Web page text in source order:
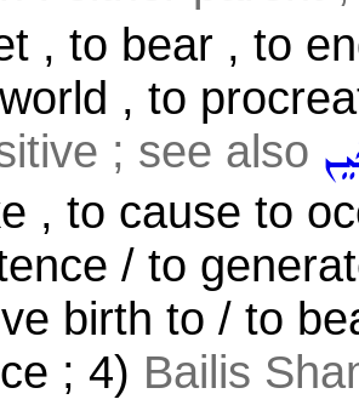
, to bear , to
, to
; see also
, to cause to
/ to
birth to / to
; 4) Bailis